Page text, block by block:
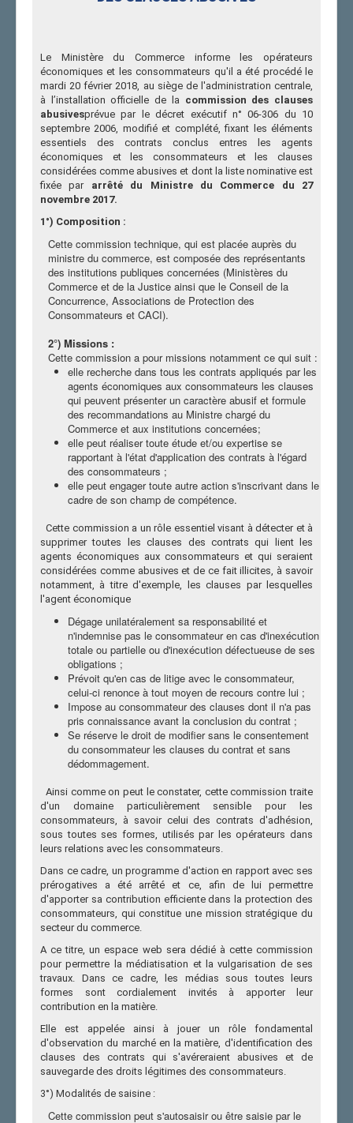
Le Ministère du Commerce informe les opérateurs
économiques et les consommateurs qu'il a été procédé le
mardi 20 février 2018, au siège de l'administration centrale,
à l’installation officielle de la commission des clauses
abusivesprévue par le décret exécutif n° 06-306 du 10
septembre 2006, modifié et complété, fixant les éléments
essentiels des contrats conclus entres les agents
économiques et les consommateurs et les clauses
considérées comme abusives et dont la liste nominative est
fixée par arrêté du Ministre du Commerce du 27
novembre 2017.
1°) Composition :
Cette commission technique, qui est placée auprès du
ministre du commerce, est composée des représentants
des institutions publiques concernées (Ministères du
Commerce et de la Justice ainsi que le Conseil de la
Concurrence, Associations de Protection des
Consommateurs et CACI).
2°) Missions :
Cette commission a pour missions notamment ce qui suit :
elle recherche dans tous les contrats appliqués par les
agents économiques aux consommateurs les clauses
qui peuvent présenter un caractère abusif et formule
des recommandations au Ministre chargé du
Commerce et aux institutions concernées;
elle peut réaliser toute étude et/ou expertise se
rapportant à l'état d'application des contrats à l'égard
des consommateurs ;
elle peut engager toute autre action s'inscrivant dans le
cadre de son champ de compétence.
Cette commission a un rôle essentiel visant à détecter et à
supprimer toutes les clauses des contrats qui lient les
agents économiques aux consommateurs et qui seraient
considérées comme abusives et de ce fait illicites, à savoir
notamment, à titre d'exemple, les clauses par lesquelles
l'agent économique
Dégage unilatéralement sa responsabilité et
n'indemnise pas le consommateur en cas d'inexécution
totale ou partielle ou d'inexécution défectueuse de ses
obligations ;
Prévoit qu'en cas de litige avec le consommateur,
celui-ci renonce à tout moyen de recours contre lui ;
Impose au consommateur des clauses dont il n'a pas
pris connaissance avant la conclusion du contrat ;
Se réserve le droit de modifier sans le consentement
du consommateur les clauses du contrat et sans
dédommagement.
Ainsi comme on peut le constater, cette commission traite
d'un domaine particulièrement sensible pour les
consommateurs, à savoir celui des contrats d'adhésion,
sous toutes ses formes, utilisés par les opérateurs dans
leurs relations avec les consommateurs.
Dans ce cadre, un programme d'action en rapport avec ses
prérogatives a été arrêté et ce, afin de lui permettre
d'apporter sa contribution efficiente dans la protection des
consommateurs, qui constitue une mission stratégique du
secteur du commerce.
A ce titre, un espace web sera dédié à cette commission
pour permettre la médiatisation et la vulgarisation de ses
travaux. Dans ce cadre, les médias sous toutes leurs
formes sont cordialement invités à apporter leur
contribution en la matière.
Elle est appelée ainsi à jouer un rôle fondamental
d'observation du marché en la matière, d'identification des
clauses des contrats qui s'avéreraient abusives et de
sauvegarde des droits légitimes des consommateurs.
3°) Modalités de saisine :
Cette commission peut s'autosaisir ou être saisie par le